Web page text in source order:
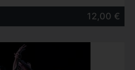
12,00 €